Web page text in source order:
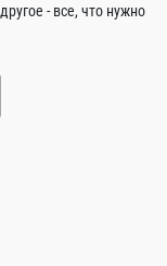
- все, что нужно